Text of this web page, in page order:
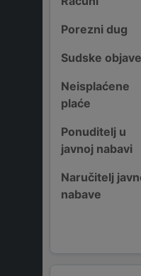
Porezni dug
Sudske objave
Neisplaćene
plaće
Ponuditelj u
javnoj nabavi
Naručitelj
nabave